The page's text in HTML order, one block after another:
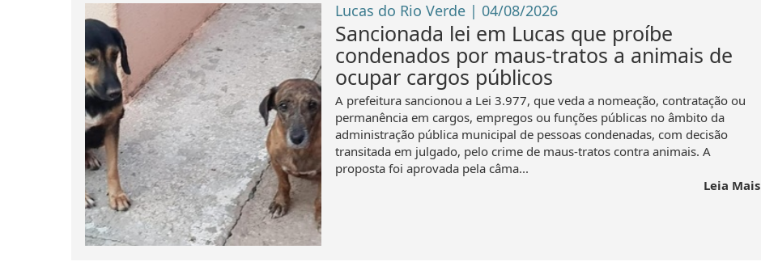
Lucas do Rio Verde | 04/08/2026
Sancionada lei em Lucas que proíbe
condenados por maus-tratos a animais de
ocupar cargos públicos
A prefeitura sancionou a Lei 3.977, que veda a nomeação, contratação ou
permanência em cargos, empregos ou funções públicas no âmbito da
administração pública municipal de pessoas condenadas, com decisão
transitada em julgado, pelo crime de maus-tratos contra animais. A
proposta foi aprovada pela câma...
Leia Mais